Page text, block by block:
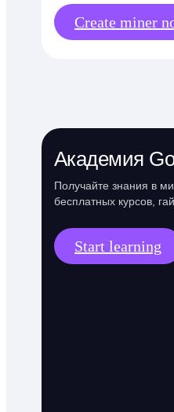
Create miner
Академия
Получайте знания в
бесплатных курсов,
Start learning